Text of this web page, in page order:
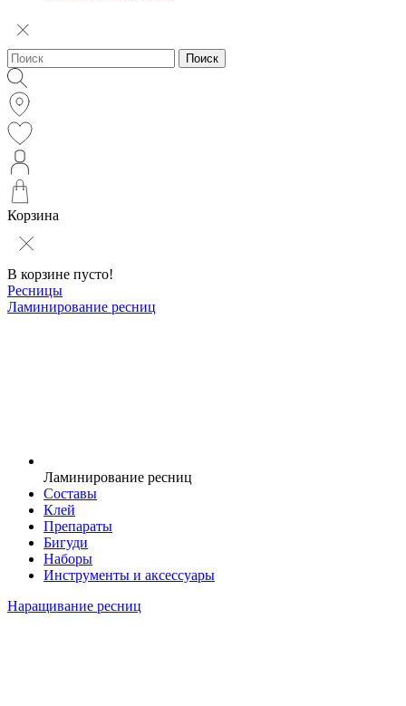
Поиск
Корзина
В корзине пусто!
Ресницы
Ламинирование ресниц
Ламинирование ресниц
Составы
Клей
Препараты
Бигуди
Наборы
Инструменты и аксессуары
Наращивание ресниц